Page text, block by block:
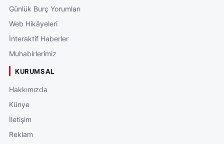
Günlük Burç Yorumları
Web Hikâyeleri
İnteraktif Haberler
Muhabirlerimiz
KURUMSAL
Hakkımızda
Künye
İletişim
Reklam